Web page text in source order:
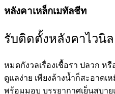
หลังคาเหล็กเมทัลชีท
รับติดตั้งหลังคาไวนิล
หมดกังวลเรื่องเชื้อรา ปลวก ห
ดูแลง่าย เพียงล้างน้ำก็สะอาดเ
พร้อมมอบ บรรยากาศเย็นสบา